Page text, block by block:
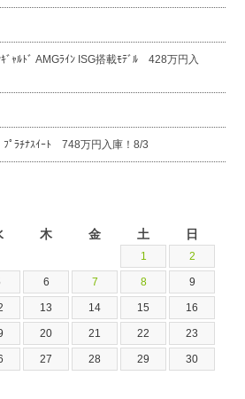
ﾞｬﾙﾄﾞ AMGﾗｲﾝ ISG搭載ﾓﾃﾞﾙ 428万円入
ﾌﾟﾗﾁﾅｽｲｰﾄ 748万円入庫！8/3
木 金 土 日
1 2
6 7 8 9
13 14 15 16
20 21 22 23
27 28 29 30